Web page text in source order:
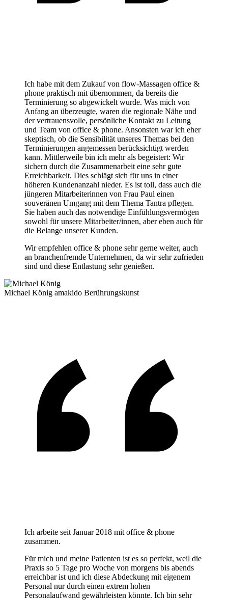
Ich habe mit dem Zukauf von flow-Massagen office &
phone praktisch mit übernommen, da bereits die
Terminierung so abgewickelt wurde. Was mich von
Anfang an überzeugte, waren die regionale Nähe und
der vertrauensvolle, persönliche Kontakt zu Leitung
und Team von office & phone. Ansonsten war ich eher
skeptisch, ob die Sensibilität unseres Themas bei den
Terminierungen angemessen berücksichtigt werden
kann. Mittlerweile bin ich mehr als begeistert: Wir
sichern durch die Zusammenarbeit eine sehr gute
Erreichbarkeit. Dies schlägt sich für uns in einer
höheren Kundenanzahl nieder. Es ist toll, dass auch die
jüngeren Mitarbeiterinnen von Frau Paul einen
souveränen Umgang mit dem Thema Tantra pflegen.
Sie haben auch das notwendige Einfühlungsvermögen
sowohl für unsere Mitarbeiter/innen, aber eben auch für
die Belange unserer Kunden.
Wir empfehlen office & phone sehr gerne weiter, auch
an branchenfremde Unternehmen, da wir sehr zufrieden
sind und diese Entlastung sehr genießen.
Michael König amakido Berührungskunst
Ich arbeite seit Januar 2018 mit office & phone
zusammen.
Für mich und meine Patienten ist es so perfekt, weil die
Praxis so 5 Tage pro Woche von morgens bis abends
erreichbar ist und ich diese Abdeckung mit eigenem
Personal nur durch einen extrem hohen
Personalaufwand gewährleisten könnte. Ich bin sehr